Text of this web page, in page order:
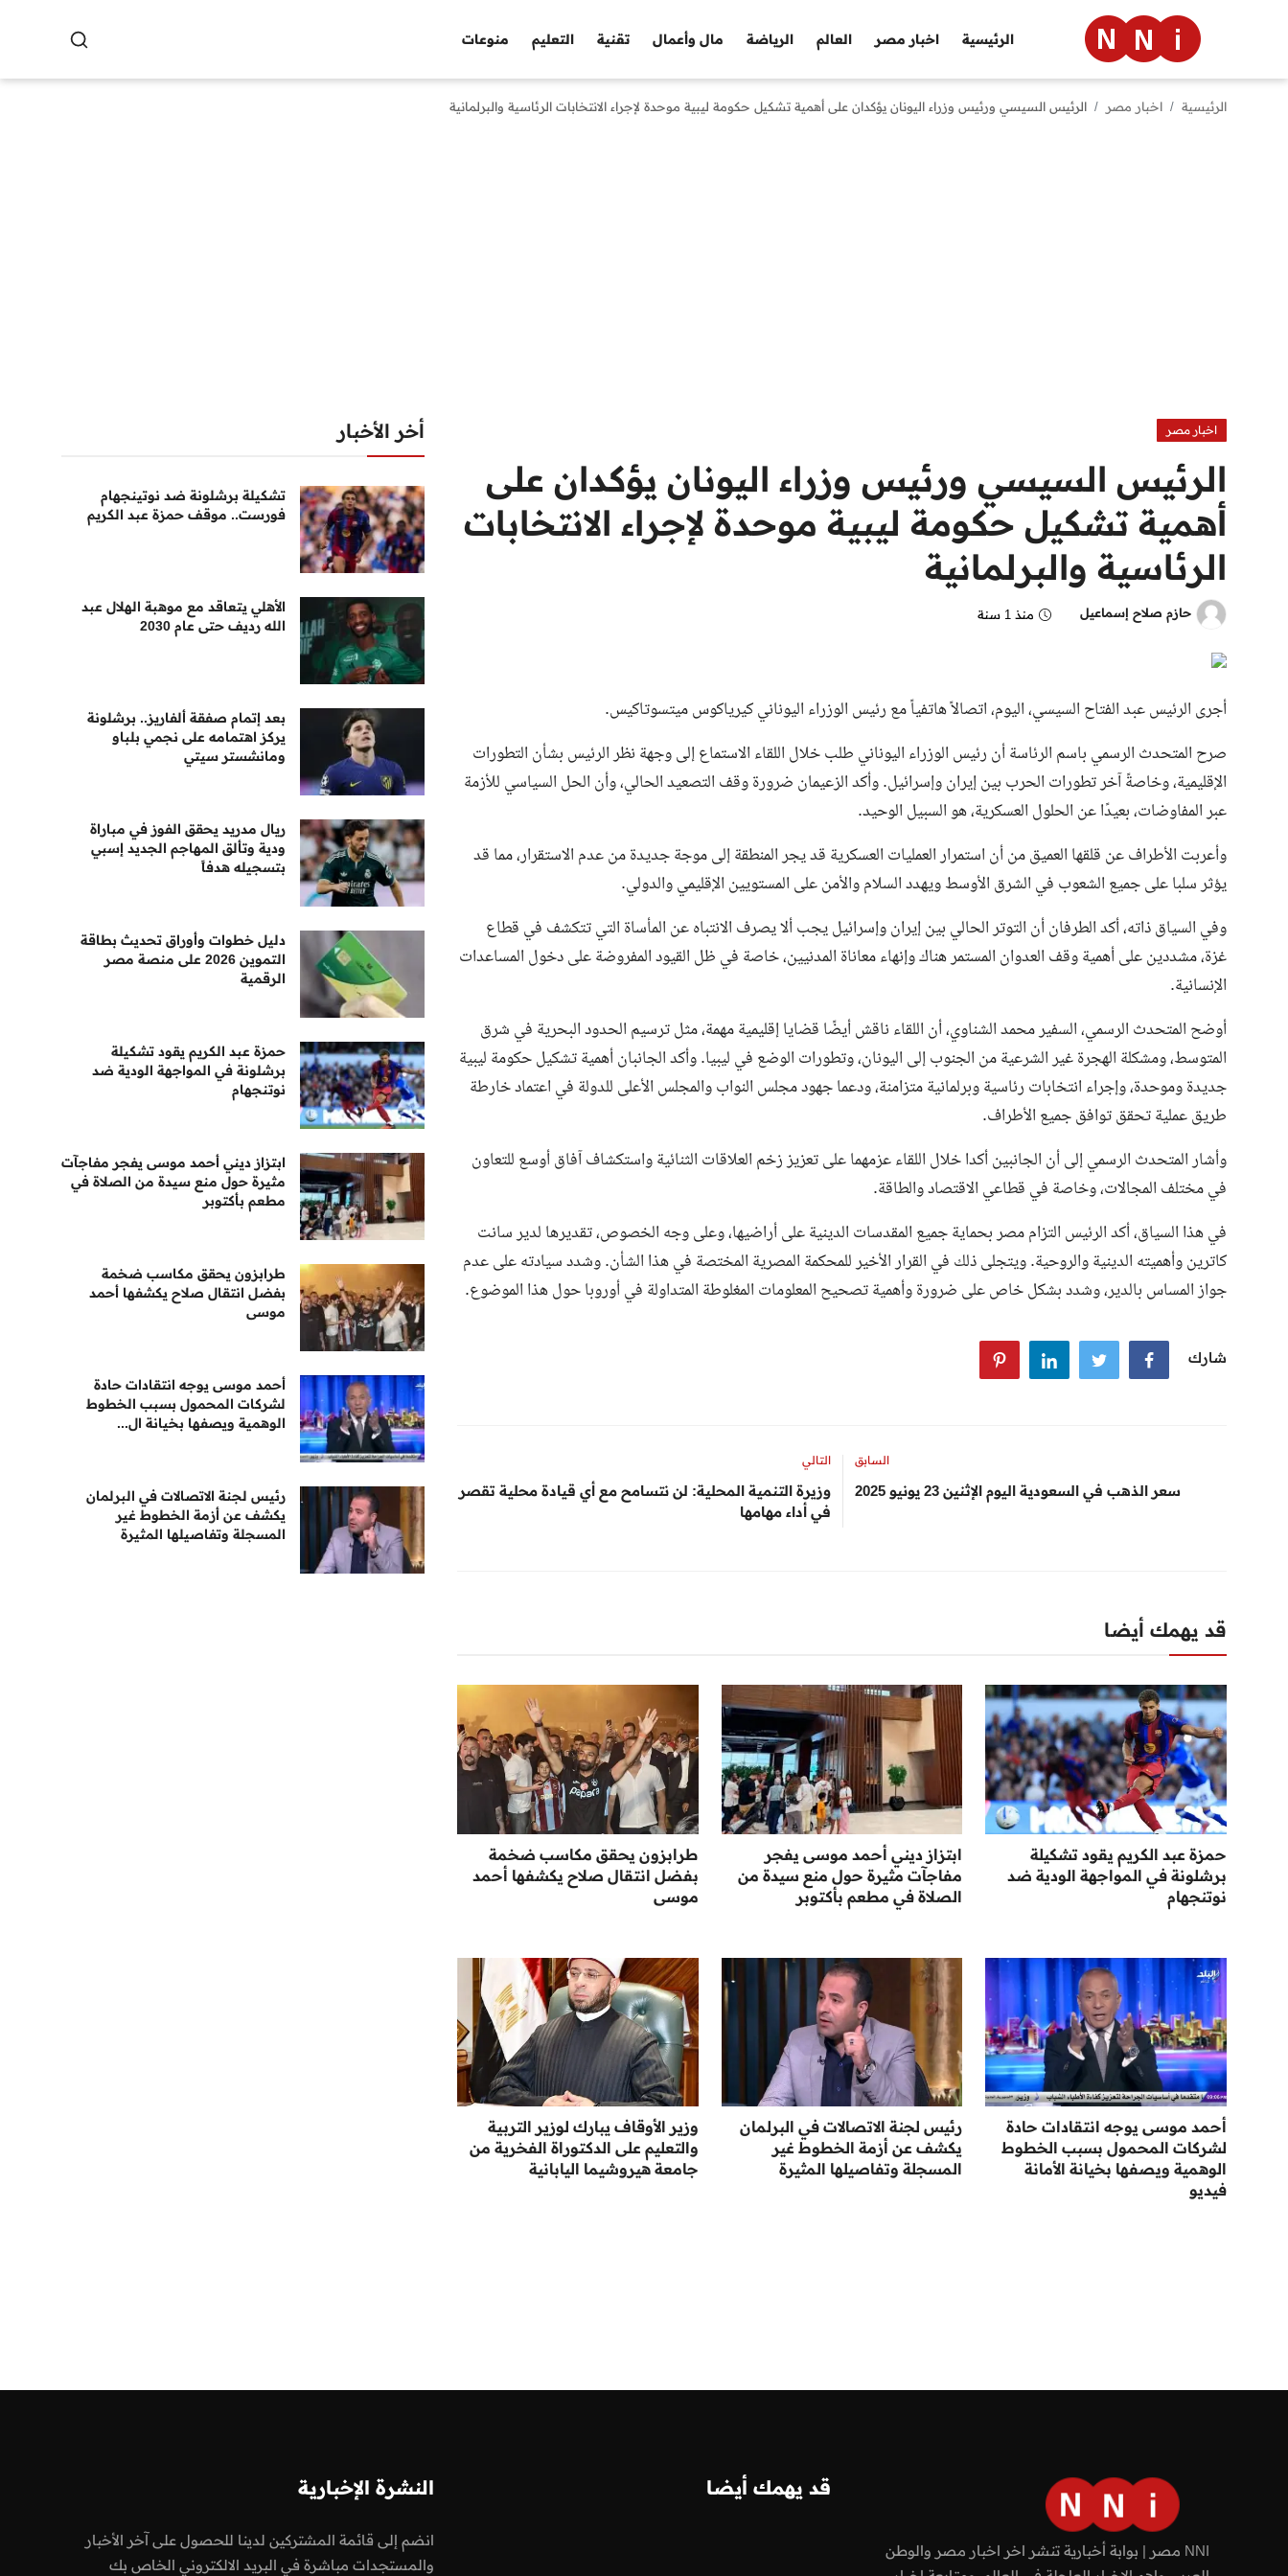
الرئيسية اخبار مصر العالم الرياضة مال وأعمال تقنية التعليم منوعات
منوعات
الرئيسية اخبار مصر الرئيس السيسي ورئيس وزراء اليونان يؤكدان على أهمية تشكيل حكومة ليبية موحدة لإجراء الانتخابات الرئاسية والبرلمانية
اخبار مصر
الرئيس السيسي ورئيس وزراء اليونان يؤكدان على
أهمية تشكيل حكومة ليبية موحدة لإجراء الانتخابات
الرئاسية والبرلمانية
حازم صلاح إسماعيل منذ 1 سنة
أجرى الرئيس عبد الفتاح السيسي، اليوم، اتصالاً هاتفياً مع رئيس الوزراء اليوناني كيرياكوس ميتسوتاكيس.
صرح المتحدث الرسمي باسم الرئاسة أن رئيس الوزراء اليوناني طلب خلال اللقاء الاستماع إلى وجهة نظر الرئيس بشأن التطورات
الإقليمية، وخاصةً آخر تطورات الحرب بين إيران وإسرائيل. وأكد الزعيمان ضرورة وقف التصعيد الحالي، وأن الحل السياسي للأزمة
عبر المفاوضات، بعيدًا عن الحلول العسكرية، هو السبيل الوحيد.
وأعربت الأطراف عن قلقها العميق من أن استمرار العمليات العسكرية قد يجر المنطقة إلى موجة جديدة من عدم الاستقرار، مما قد
يؤثر سلبا على جميع الشعوب في الشرق الأوسط ويهدد السلام والأمن على المستويين الإقليمي والدولي.
وفي السياق ذاته، أكد الطرفان أن التوتر الحالي بين إيران وإسرائيل يجب ألا يصرف الانتباه عن المأساة التي تتكشف في قطاع
غزة، مشددين على أهمية وقف العدوان المستمر هناك وإنهاء معاناة المدنيين، خاصة في ظل القيود المفروضة على دخول المساعدات
الإنسانية.
أوضح المتحدث الرسمي، السفير محمد الشناوي، أن اللقاء ناقش أيضًا قضايا إقليمية مهمة، مثل ترسيم الحدود البحرية في شرق
المتوسط، ومشكلة الهجرة غير الشرعية من الجنوب إلى اليونان، وتطورات الوضع في ليبيا. وأكد الجانبان أهمية تشكيل حكومة ليبية
جديدة وموحدة، وإجراء انتخابات رئاسية وبرلمانية متزامنة، ودعما جهود مجلس النواب والمجلس الأعلى للدولة في اعتماد خارطة
طريق عملية تحقق توافق جميع الأطراف.
وأشار المتحدث الرسمي إلى أن الجانبين أكدا خلال اللقاء عزمهما على تعزيز زخم العلاقات الثنائية واستكشاف آفاق أوسع للتعاون
في مختلف المجالات، وخاصة في قطاعي الاقتصاد والطاقة.
في هذا السياق، أكد الرئيس التزام مصر بحماية جميع المقدسات الدينية على أراضيها، وعلى وجه الخصوص، تقديرها لدير سانت
كاترين وأهميته الدينية والروحية. ويتجلى ذلك في القرار الأخير للمحكمة المصرية المختصة في هذا الشأن. وشدد سيادته على عدم
جواز المساس بالدير، وشدد بشكل خاص على ضرورة وأهمية تصحيح المعلومات المغلوطة المتداولة في أوروبا حول هذا الموضوع.
شارك
السابق
سعر الذهب في السعودية اليوم الإثنين 23 يونيو 2025
التالي
وزيرة التنمية المحلية: لن نتسامح مع أي قيادة محلية تقصر
في أداء مهامها
قد يهمك أيضا
حمزة عبد الكريم يقود تشكيلة
برشلونة في المواجهة الودية ضد
نوتنجهام
ابتزاز ديني أحمد موسى يفجر
مفاجآت مثيرة حول منع سيدة من
الصلاة في مطعم بأكتوبر
طرابزون يحقق مكاسب ضخمة
بفضل انتقال صلاح يكشفها أحمد
موسى
أحمد موسى يوجه انتقادات حادة
لشركات المحمول بسبب الخطوط
الوهمية ويصفها بخيانة الأمانة
فيديو
رئيس لجنة الاتصالات في البرلمان
يكشف عن أزمة الخطوط غير
المسجلة وتفاصيلها المثيرة
وزير الأوقاف يبارك لوزير التربية
والتعليم على الدكتوراة الفخرية من
جامعة هيروشيما اليابانية
أخر الأخبار
تشكيلة برشلونة ضد نوتينجهام
فورست.. موقف حمزة عبد الكريم
الأهلي يتعاقد مع موهبة الهلال عبد
الله رديف حتى عام 2030
بعد إتمام صفقة ألفاريز.. برشلونة
يركز اهتمامه على نجمي بلباو
ومانشستر سيتي
ريال مدريد يحقق الفوز في مباراة
ودية وتألق المهاجم الجديد إسبي
بتسجيله هدفاً
دليل خطوات وأوراق تحديث بطاقة
التموين 2026 على منصة مصر
الرقمية
حمزة عبد الكريم يقود تشكيلة
برشلونة في المواجهة الودية ضد
نوتنجهام
ابتزاز ديني أحمد موسى يفجر مفاجآت
مثيرة حول منع سيدة من الصلاة في
مطعم بأكتوبر
طرابزون يحقق مكاسب ضخمة
بفضل انتقال صلاح يكشفها أحمد
موسى
أحمد موسى يوجه انتقادات حادة
لشركات المحمول بسبب الخطوط
الوهمية ويصفها بخيانة ال...
رئيس لجنة الاتصالات في البرلمان
يكشف عن أزمة الخطوط غير
المسجلة وتفاصيلها المثيرة
NNI مصر | بوابة أخبارية تنشر اخر اخبار مصر والوطن
قد يهمك أيضا النشرة الإخبارية
انضم إلى قائمة المشتركين لدينا للحصول على آخر الأخبار
والمستجدات مباشرة في البريد الالكتروني الخاص بك